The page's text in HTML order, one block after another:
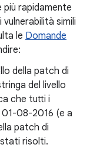
più rapidamente
simili
le Domande
della patch di
del livello
che tutti i
08-2016 (e a
patch di
risolti.